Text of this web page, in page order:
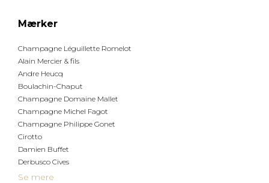
Mærker
Champagne Léguillette Romelot
Alain Mercier & fils
Andre Heucq
Boulachin-Chaput
Champagne Domaine Mallet
Champagne Michel Fagot
Champagne Philippe Gonet
Cirotto
Damien Buffet
Derbusco Cives
Se mere